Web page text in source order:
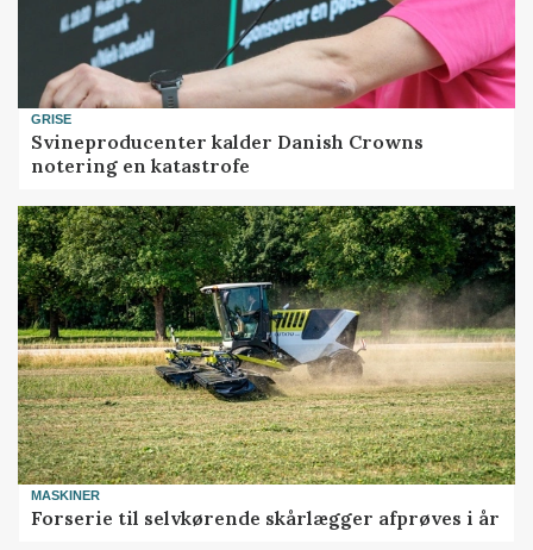
GRISE
Svineproducenter kalder Danish Crowns
notering en katastrofe
MASKINER
Forserie til selvkørende skårlægger afprøves i år